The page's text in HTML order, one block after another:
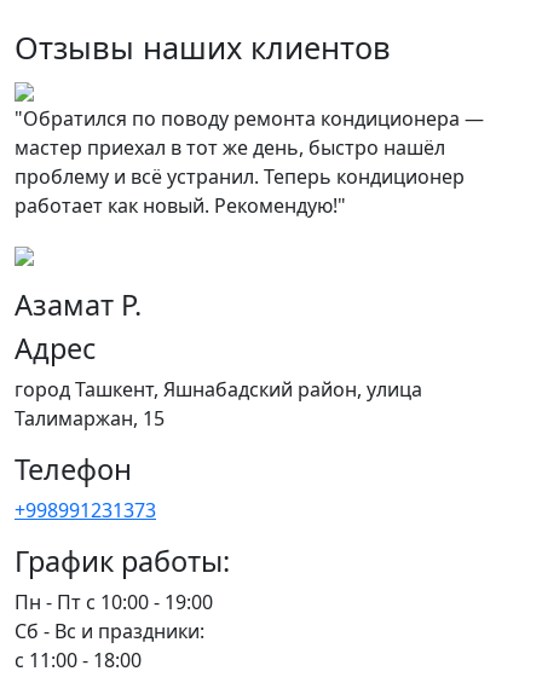
Отзывы наших клиентов
"Обратился по поводу ремонта кондиционера —
мастер приехал в тот же день, быстро нашёл
проблему и всё устранил. Теперь кондиционер
работает как новый. Рекомендую!"
Азамат Р.
Адрес
город Ташкент, Яшнабадский район, улица
Талимаржан, 15
Телефон
+998991231373
График работы:
Пн - Пт с 10:00 - 19:00
Сб - Вс и праздники:
c 11:00 - 18:00